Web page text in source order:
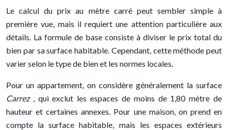
Le calcul du prix au mètre carré peut sembler simple à
première vue, mais il requiert une attention particulière aux
détails. La formule de base consiste à diviser le prix total du
bien par sa surface habitable. Cependant, cette méthode peut
varier selon le type de bien et les normes locales.
Pour un appartement, on considère généralement la surface
Carrez , qui exclut les espaces de moins de 1,80 mètre de
hauteur et certaines annexes. Pour une maison, on prend en
compte la surface habitable, mais les espaces extérieurs